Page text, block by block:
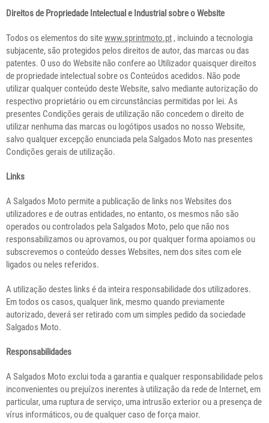
Direitos de Propriedade Intelectual e Industrial sobre o Website
Todos os elementos do sitewww.sprintmoto.pt , incluindo a tecnologia
subjacente, são protegidos pelos direitos de autor, das marcas ou das
patentes. O uso do Website não confere ao Utilizador quaisquer direitos
de propriedade intelectual sobre os Conteúdos acedidos. Não pode
utilizar qualquer conteúdo deste Website, salvo mediante autorização do
respectivo proprietário ou em circunstâncias permitidas por lei. As
presentes Condições gerais de utilização não concedem o direito de
utilizar nenhuma das marcas ou logótipos usados no nosso Website,
salvo qualquer excepção enunciada pela Salgados Moto nas presentes
Condições gerais de utilização.
Links
A Salgados Moto permite a publicação de links nos Websites dos
utilizadores e de outras entidades, no entanto, os mesmos não são
operados ou controlados pela Salgados Moto, pelo que não nos
responsabilizamos ou aprovamos, ou por qualquer forma apoiamos ou
subscrevemos o conteúdo desses Websites, nem dos sites com ele
ligados ou neles referidos.
A utilização destes links é da inteira responsabilidade dos utilizadores.
Em todos os casos, qualquer link, mesmo quando previamente
autorizado, deverá ser retirado com um simples pedido da sociedade
Salgados Moto.
Responsabilidades
A Salgados Moto exclui toda a garantia e qualquer responsabilidade pelos
inconvenientes ou prejuízos inerentes à utilização da rede de Internet, em
particular, uma ruptura de serviço, uma intrusão exterior ou a presença de
vírus informáticos, ou de qualquer caso de força maior.